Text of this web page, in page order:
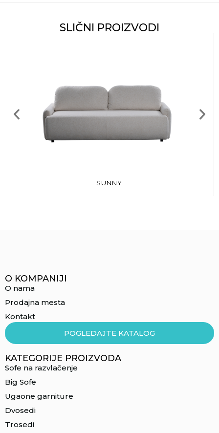
SLIČNI PROIZVODI
SUNNY
O KOMPANIJI
O nama
Prodajna mesta
Kontakt
POGLEDAJTE KATALOG
KATEGORIJE PROIZVODA
Sofe na razvlačenje
Big Sofe
Ugaone garniture
Dvosedi
Trosedi